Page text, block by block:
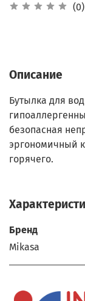
(0)
Описание
Бутылка для
безопасная
эргономичный
горячего.
Бренд
Mikasa